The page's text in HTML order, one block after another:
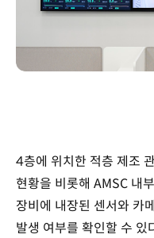
4층에 위치한 적층 제조
현황을 비롯해 AMSC 내
장비에 내장된 센서와 카
발생 여부를 확인할 수 있